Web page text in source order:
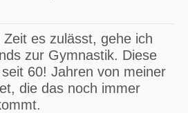
es zulässt, gehe ich
zur Gymnastik. Diese
60! Jahren von meiner
die das noch immer